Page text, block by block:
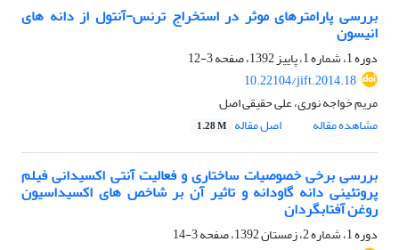
بررسی پارامترهای موثر در استخراج ترنس-آنتول از دانه های
انیسون
دوره 1، شماره 1، پاییز 1392، صفحه
3-12
10.22104/jift.2014.18
مریم خواجه نوری، علی حقیقی اصل
مشاهده مقاله
اصل مقاله 1.28 M
بررسی برخی خصوصیات ساختاری و فعالیت آنتی اکسیدانی فیلم
پروتئینی دانه گاودانه و تاثیر آن بر شاخص های اکسیداسیون
روغن آفتابگردان
دوره 1، شماره 2، زمستان 1392، صفحه
3-14